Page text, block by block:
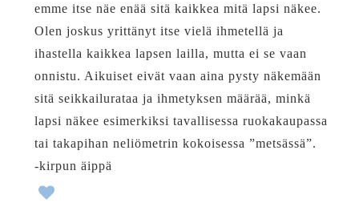
emme itse näe enää sitä kaikkea mitä lapsi näkee.
Olen joskus yrittänyt itse vielä ihmetellä ja
ihastella kaikkea lapsen lailla, mutta ei se vaan
onnistu. Aikuiset eivät vaan aina pysty näkemään
sitä seikkailurataa ja ihmetyksen määrää, minkä
lapsi näkee esimerkiksi tavallisessa ruokakaupassa
tai takapihan neliömetrin kokoisessa ”metsässä”.
-kirpun äippä